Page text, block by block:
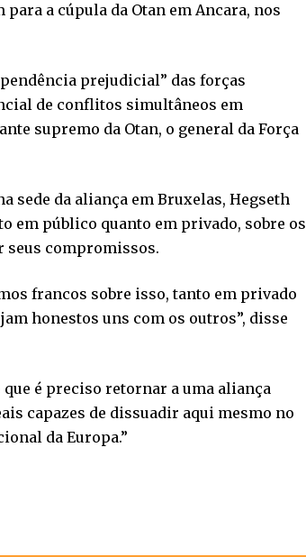
a cúpula da Otan em Ancara, nos
prejudicial” das forças
de conflitos simultâneos em
supremo da Otan, o general da Força
sede da aliança em Bruxelas, Hegseth
em público quanto em privado, sobre os
seus compromissos.
francos sobre isso, tanto em privado
honestos uns com os outros”, disse
que é preciso retornar a uma aliança
capazes de dissuadir aqui mesmo no
da Europa.”